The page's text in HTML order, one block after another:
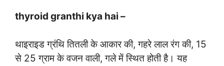
thyroid granthi kya hai –
थाइराइड ग्रंथि तितली के आकार की, गहरे लाल रंग की, 15
से 25 ग्राम के वजन वाली, गले में स्थित होती है। यह